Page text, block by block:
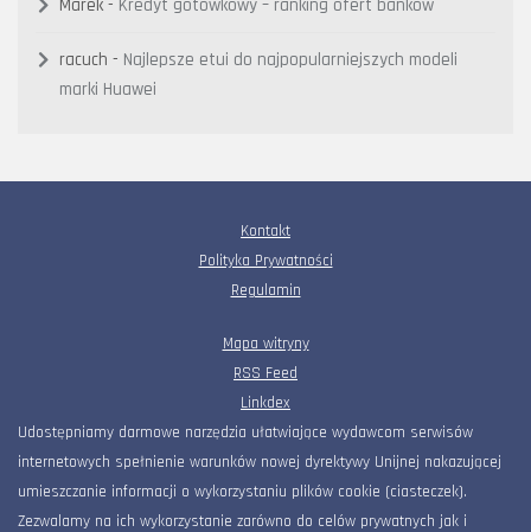
Marek - Kredyt gotówkowy – ranking ofert banków
racuch - Najlepsze etui do najpopularniejszych modeli
marki Huawei
Kontakt
Polityka Prywatności
Regulamin
Mapa witryny
RSS Feed
Linkdex
Udostępniamy darmowe narzędzia ułatwiające wydawcom serwisów
internetowych spełnienie warunków nowej dyrektywy Unijnej nakazującej
umieszczanie informacji o wykorzystaniu plików cookie (ciasteczek).
Zezwalamy na ich wykorzystanie zarówno do celów prywatnych jak i